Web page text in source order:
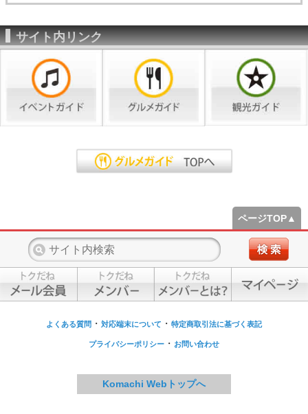
サイト内リンク
ページTOP▲
よくある質問 ・ 対応端末について ・ 特定商取引法に基づく表記
プライバシーポリシー ・ お問い合わせ
Komachi Webトップへ